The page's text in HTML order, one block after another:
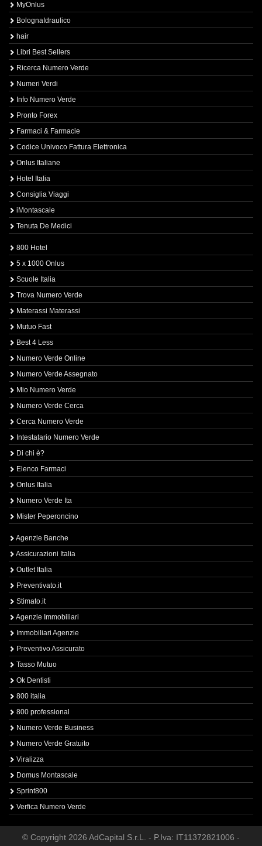
MyOnlus
BolognaIdraulico
hair
Libri Best Sellers
Ricerca Numero Verde
Numeri Verdi
Info Numero Verde
Pronto Forex
Farmaci & Farmacie
Codice Univoco Fattura Elettronica
Onlus Italiane
Hotel Italia
Consiglia Viaggi
iMontascale
Tenuta De Medici
800 Hotel
5 x 1000 Onlus
Scuole Italia
Trova Numero Verde
Materassi Materassi
Mutuo Fast
Best 4 Less
Numero Verde Online
Numero Verde Assegnato
Mio Numero Verde
Numero Verde Cerca
Cerca Numero Verde
Intestatario Numero Verde
Di chi è?
Elenco Farmaci
Onlus Italia
Numero Verde Ita
Mister Peperoncino
Agenzie Banche
Assicurazioni Italia
Outlet Italia
Preventivato.it
Stimato.it
Agenzie Immobiliari
Immobiliari Agenzie
Preventivo Assicurato
Tasso Mutuo
Ok Dentisti
800 italia
800 professional
Numero Verde Business
Numero Verde Gratuito
Viralizza
Domus Montascale
Sprint800
Verfica Numero Verde
© Copyright 2026 AdCapital S.r.L. - P.Iva: IT11372821006 -